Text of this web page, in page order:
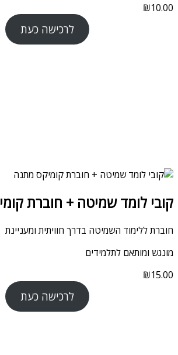
₪10.00
לרכישה כעת
קובי לומד שמיטה + חוברת
חוברת ללימוד השמיטה בדרך חוויתית ומעניינת
מונגש ומותאם לתלמידים
₪15.00
לרכישה כעת